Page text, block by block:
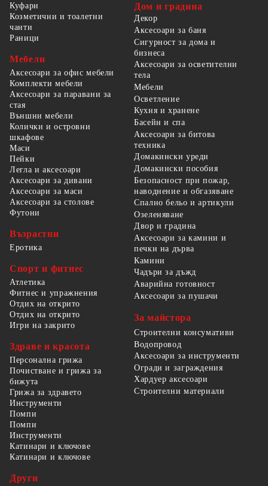
Куфари
Козметични и тоалетни
чанти
Раници
Мебели
Аксесоари за офис мебели
Комплекти мебели
Аксесоари за паравани за
стая
Външни мебели
Колички и островни
шкафове
Маси
Пейки
Легла и аксесоари
Аксесоари за дивани
Аксесоари за маси
Аксесоари за столове
Футони
Възрастни
Еротика
Спорт и фитнес
Атлетика
Фитнес и упражнения
Отдих на открито
Отдих на открито
Игри на закрито
Здраве и красота
Персонална грижа
Почистване и грижа за
бижута
Грижа за здравето
Дом и градина
Декор
Аксесоари за баня
Сигурност за дома и
бизнеса
Аксесоари за осветителни
тела
Мебели
Осветление
Кухня и хранене
Басейн и спа
Аксесоари за битова
техника
Домакински уреди
Домакински пособия
Безопасност при пожар,
наводнение и обгазяване
Спално бельо и артикули
Озеленяване
Двор и градина
Аксесоари за камини и
печки на дърва
Камини
Чадъри за дъжд
Аварийна готовност
Аксесоари за пушачи
За майстора
Строителни консумативи
Водопровод
Аксесоари за инструменти
Огради и заграждения
Хардуер аксесоари
Строителни материали
Инструменти
Помпи
Помпи
Инструменти
Катинари и ключове
Катинари и ключове
Други